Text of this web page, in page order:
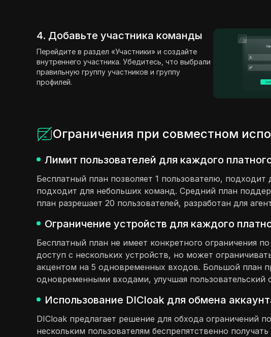
4. Добавьте участника команды
Перейдите в раздел «Участники» и создайте
внутреннего участника. Убедитесь, что выбрали
правильную группу участников и группу
профилей.
Ограничения при совместном
Лимит пользователей для каждого
Бесплатный план позволяет 1 пользователю,
подходит для небольших команд. Средний план
план разрешает 20 пользователей, разработан для
Ограничение устройств для каждого
Бесплатный план не имеет конкретного ограничения
доступ с нескольких устройств, но может
акцентом на 5 одновременных входов. Большой план
одновременными входами, улучшая пользовательский
Использование DICloak для обмена
DICloak предлагает решение для обхода ограничений
нескольким пользователям беспрепятственно